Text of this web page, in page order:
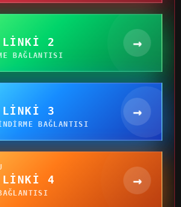
LINKI 2
BAĞLANTISI
→
LINKI 3
BAĞLANTISI
→
LINKI 4 →